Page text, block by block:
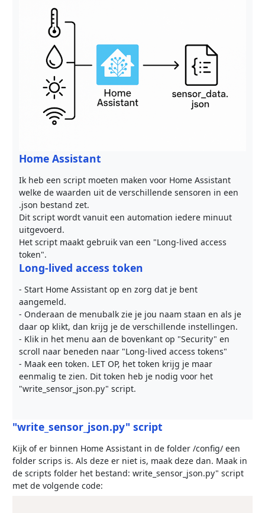
Home Assistant
Ik heb een script moeten maken voor Home Assistant
welke de waarden uit de verschillende sensoren in een
.json bestand zet.
Dit script wordt vanuit een automation iedere minuut
uitgevoerd.
Het script maakt gebruik van een "Long-lived access
token".
Long-lived access token
- Start Home Assistant op en zorg dat je bent
aangemeld.
- Onderaan de menubalk zie je jou naam staan en als je
daar op klikt, dan krijg je de verschillende instellingen.
- Klik in het menu aan de bovenkant op "Security" en
scroll naar beneden naar "Long-lived access tokens"
- Maak een token. LET OP, het token krijg je maar
eenmalig te zien. Dit token heb je nodig voor het
"write_sensor_json.py" script.
"write_sensor_json.py" script
Kijk of er binnen Home Assistant in de folder /config/ een
folder scrips is. Als deze er niet is, maak deze dan. Maak in
de scripts folder het bestand: write_sensor_json.py" script
met de volgende code: